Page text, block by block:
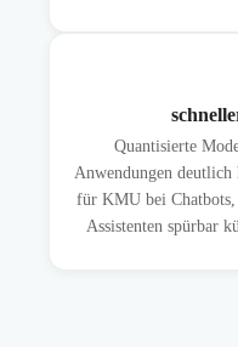
Quantisierte
Anwendungen deutlich
für KMU bei Chatbots,
Assistenten spürbar